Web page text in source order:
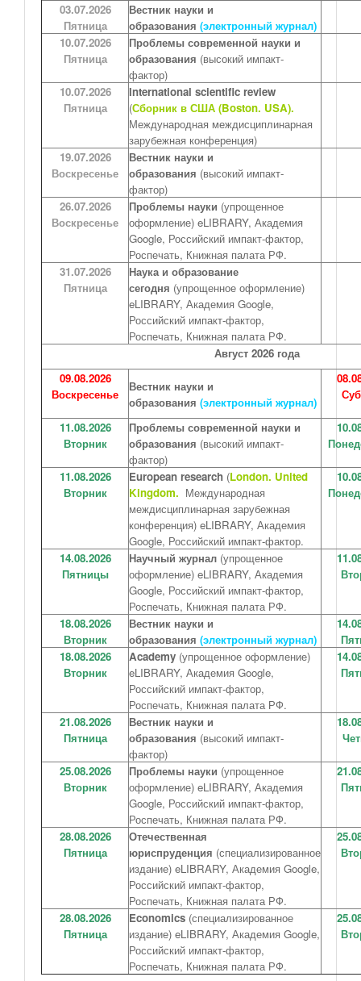
03.07.2026
Пятница
Вестник науки и
образования (электронный журнал)
10.07.2026
Пятница
Проблемы современной науки и
образования (высокий импакт-
фактор)
10.07.2026
Пятница
International scientific review
(Сборник в США (Boston. USA).
Международная междисциплинарная
зарубежная конференция)
19.07.2026
Воскресенье
Вестник науки и
образования (высокий импакт-
фактор)
26.07.2026
Воскресенье
Проблемы науки (упрощенное
оформление) eLIBRARY, Академия
Google, Российский импакт-фактор,
Роспечать, Книжная палата РФ.
31.07.2026
Пятница
Наука и образование
сегодня (упрощенное оформление)
eLIBRARY, Академия Google,
Российский импакт-фактор,
Роспечать, Книжная палата РФ.
Август 2026 года
09.08.2026
Воскресенье
Вестник науки и
образования (электронный журнал)
11.08.2026
Вторник
Проблемы современной науки и
образования (высокий импакт-
фактор)
11.08.2026
Вторник
European research (London. United
Kingdom. Международная
междисциплинарная зарубежная
конференция) eLIBRARY, Академия
Google, Российский импакт-фактор.
14.08.2026
Пятницы
Научный журнал (упрощенное
оформление) eLIBRARY, Академия
Google, Российский импакт-фактор,
Роспечать, Книжная палата РФ.
18.08.2026
Вторник
Вестник науки и
образования (электронный журнал)
18.08.2026
Вторник
Academy (упрощенное оформление)
eLIBRARY, Академия Google,
Российский импакт-фактор,
Роспечать, Книжная палата РФ.
21.08.2026
Пятница
Вестник науки и
образования (высокий импакт-
фактор)
25.08.2026
Вторник
Проблемы науки (упрощенное
оформление) eLIBRARY, Академия
Google, Российский импакт-фактор,
Роспечать, Книжная палата РФ.
28.08.2026
Пятница
Отечественная
юриспруденция (специализированное
издание) eLIBRARY, Академия Google,
Российский импакт-фактор,
Роспечать, Книжная палата РФ.
28.08.2026
Пятница
Economics (специализированное
издание) eLIBRARY, Академия Google,
Российский импакт-фактор,
Роспечать, Книжная палата РФ.